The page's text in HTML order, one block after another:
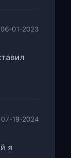
06-01-2023
07-18-2024
я